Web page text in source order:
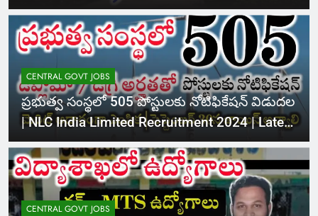
Recruitment Cell Notification 2024
CENTRAL GOVT JOBS
ప్రభుత్వ సంస్థలో 505 పోస్టులకు నోటిఫికేషన్ విడుదల
| NLC India Limited Recruitment 2024 | Latest
Jobs Notifications
CENTRAL GOVT JOBS